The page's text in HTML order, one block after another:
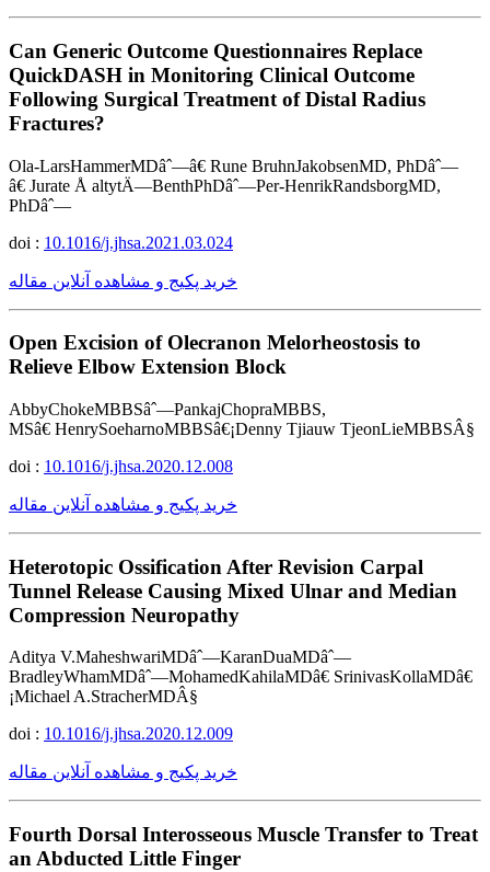
Can Generic Outcome Questionnaires Replace
QuickDASH in Monitoring Clinical Outcome
Following Surgical Treatment of Distal Radius
Fractures?
Ola-LarsHammerMDâˆ—â€ Rune BruhnJakobsenMD, PhDâˆ—
â€ Jurate Å altytÄ—BenthPhDâˆ—Per-HenrikRandsborgMD,
PhDâˆ—
doi : 10.1016/j.jhsa.2021.03.024
خرید پکیج و مشاهده آنلاین مقاله
Open Excision of Olecranon Melorheostosis to
Relieve Elbow Extension Block
AbbyChokeMBBSâˆ—PankajChopraMBBS,
MSâ€ HenrySoeharnoMBBSâ€¡Denny Tjiauw TjeonLieMBBSÂ§
doi : 10.1016/j.jhsa.2020.12.008
خرید پکیج و مشاهده آنلاین مقاله
Heterotopic Ossification After Revision Carpal
Tunnel Release Causing Mixed Ulnar and Median
Compression Neuropathy
Aditya V.MaheshwariMDâˆ—KaranDuaMDâˆ—
BradleyWhamMDâˆ—MohamedKahilaMDâ€ SrinivasKollaMDâ€
¡Michael A.StracherMDÂ§
doi : 10.1016/j.jhsa.2020.12.009
خرید پکیج و مشاهده آنلاین مقاله
Fourth Dorsal Interosseous Muscle Transfer to Treat
an Abducted Little Finger